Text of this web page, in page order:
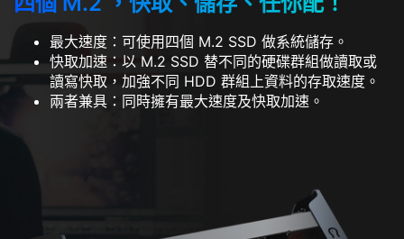
最大速度：可使用四個 M.2 SSD 做系統儲存。
快取加速：以 M.2 SSD 替不同的硬碟群組做讀取或
讀寫快取，加強不同 HDD 群組上資料的存取速度。
兩者兼具：同時擁有最大速度及快取加速。